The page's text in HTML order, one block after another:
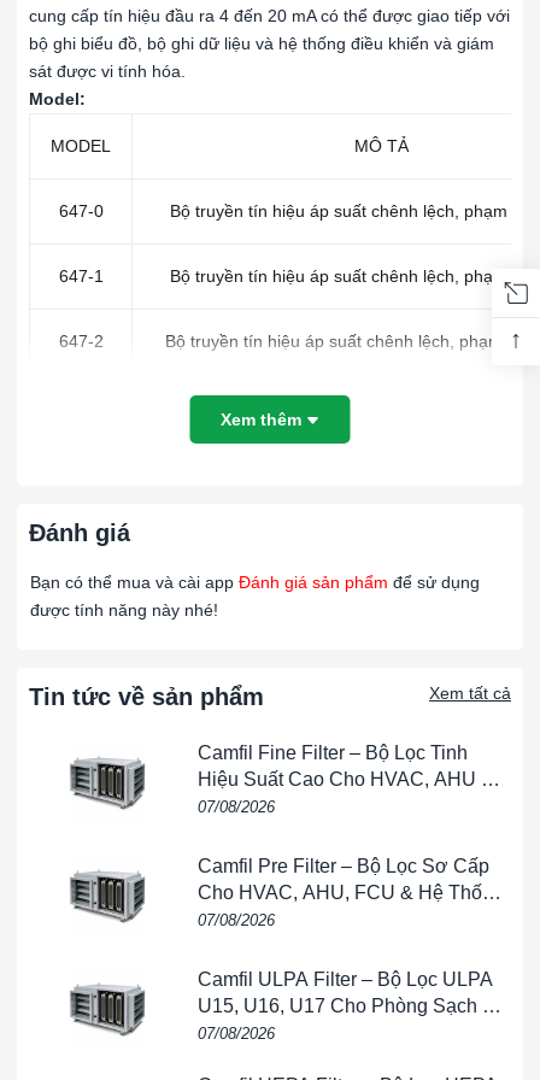
cung cấp tín hiệu đầu ra 4 đến 20 mA có thể được giao tiếp với
bộ ghi biểu đồ, bộ ghi dữ liệu và hệ thống điều khiển và giám
sát được vi tính hóa.
Model:
MODEL MÔ TẢ
647-0 Bộ truyền tín hiệu áp suất chênh lệch, phạm vi
647-1 Bộ truyền tín hiệu áp suất chênh lệch, phạm vi
647-2 Bộ truyền tín hiệu áp suất chênh lệch, phạm vi 0-
Bộ truyền tín hiệu áp suất chênh lệch, phạm vi
647-5
647-6 Bộ truyền tín hiệu áp suất chênh lệch, phạm vi
BỘ TRUYỀN TÍN HIỆU , SERIES 647 – BỘ TRUYỀN TÍN HIỆU
, SERIES 647 – BỘ TRUYỀN TÍN HIỆU, SERIES 647 – BỘ
TRUYỀN TÍN HIỆU, SERIES 647 – BỘ TRUYỀN TÍN
BỘ TRUYỀN TÍN HIỆU
THÔNG SỐ KỸ THUẬT:
Xem thêm
Đánh giá
Bạn có thể mua và cài app Đánh giá sản phẩm để sử dụng
được tính năng này nhé!
Tin tức về sản phẩm Xem tất cả
Camfil Fine Filter – Bộ Lọc Tinh
Hiệu Suất Cao Cho HVAC, AHU &
Phòng Sạch
07/08/2026
Camfil Pre Filter – Bộ Lọc Sơ Cấp
Cho HVAC, AHU, FCU & Hệ Thống
Thông Gió
07/08/2026
Camfil ULPA Filter – Bộ Lọc ULPA
U15, U16, U17 Cho Phòng Sạch &
Bán Dẫn
07/08/2026
↑